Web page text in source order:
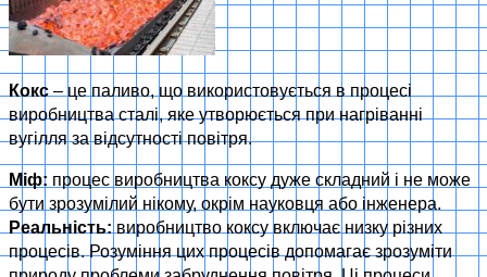
Кокс – це паливо, що використовується в процесі
виробництва сталі, яке утворюється при нагріванні
вугілля за відсутності повітря.
Міф: процес виробництва коксу дуже складний і не може
бути зрозумілий нікому, окрім науковця або інженера.
Реальність: виробництво коксу включає низку різних
процесів. Розуміння цих процесів допомагає зрозуміти